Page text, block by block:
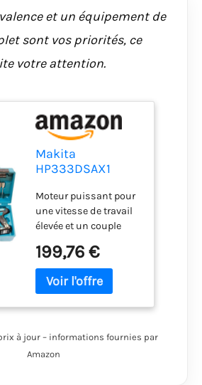
et un équipement de
sont vos priorités, ce
votre attention.
Makita
HP333DSAX1
visseuse à
percussion sans
fil 12 V max. 2 Ah -
2 batteries +
chargeur dans
coffret de
transport
Moteur puissant pour
une vitesse de travail
élevée et un couple
rotation réglable
électroniquement.
Mécanisme de
199,76 €
à jour – informations fournies par
Amazon